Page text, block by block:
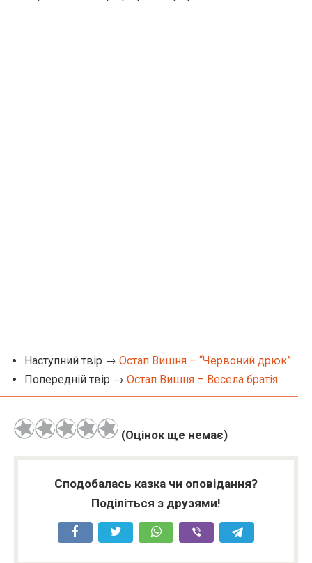
Наступний твір → Остап Вишня – “Червоний дрюк”
Попередній твір → Остап Вишня – Весела братія
(Оцінок ще немає)
Сподобалась казка чи оповідання?
Поділіться з друзями!